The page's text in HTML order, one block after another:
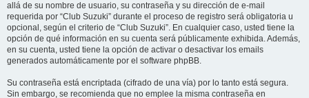
allá de su nombre de usuario, su contraseña y su dirección de e-mail
requerida por “Club Suzuki” durante el proceso de registro será obligatoria u
opcional, según el criterio de “Club Suzuki”. En cualquier caso, usted tiene la
opción de qué información en su cuenta será públicamente exhibida. Además,
en su cuenta, usted tiene la opción de activar o desactivar los emails
generados automáticamente por el software phpBB.
Su contraseña está encriptada (cifrado de una vía) por lo tanto está segura.
Sin embargo, se recomienda que no emplee la misma contraseña en